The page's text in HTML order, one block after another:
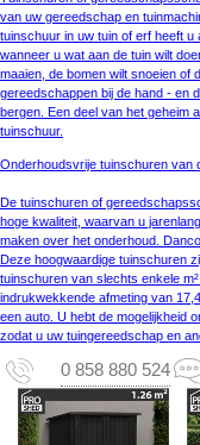
van uw gereedschap en
tuinschuur in uw tuin of erf heeft
wanneer u wat aan de tuin wilt
maaien, de bomen wilt snoeien of
gereedschappen bij de hand - en
bergen. Een deel van het geheim
tuinschuur.
Onderhoudsvrije tuinschuren van
De tuinschuren of
hoge kwaliteit, waarvan u
maken over het onderhoud.
Deze hoogwaardige tuinschuren
tuinschuren van slechts enkele
indrukwekkende afmeting van
een auto. U hebt de mogelijkheid
zodat u uw tuingereedschap en
0 858 880 524